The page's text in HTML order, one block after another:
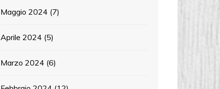
Maggio 2024 (7)
Aprile 2024 (5)
Marzo 2024 (6)